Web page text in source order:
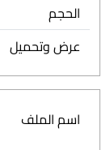
الحجم
عرض وتحميل
اسم الملف